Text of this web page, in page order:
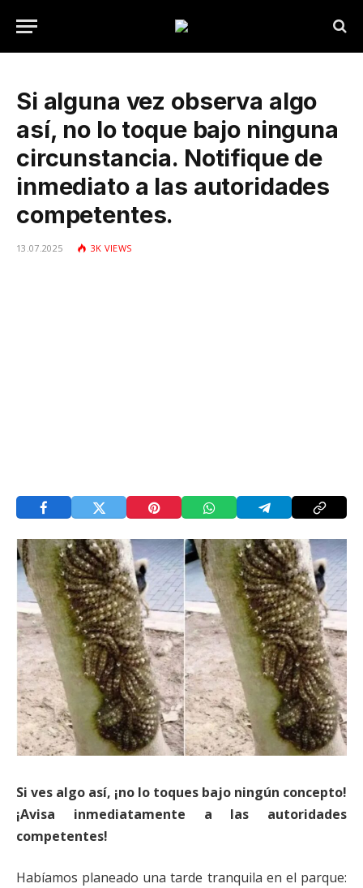
Si alguna vez observa algo
así, no lo toque bajo ninguna
circunstancia. Notifique de
inmediato a las autoridades
competentes.
13.07.2025 3K VIEWS
Si ves algo así, ¡no lo toques bajo ningún concepto!
¡Avisa inmediatamente a las autoridades
competentes!
Habíamos planeado una tarde tranquila en el parque: